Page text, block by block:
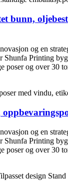
og en
Printing
poser og over
og en
Printing
poser og over